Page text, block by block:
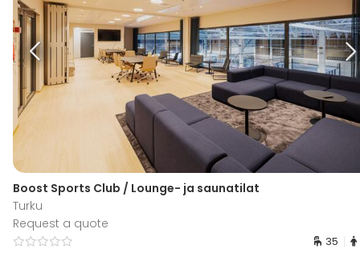
Boost Sports Club / Lounge- ja saunatilat
Turku
Request a quote
35